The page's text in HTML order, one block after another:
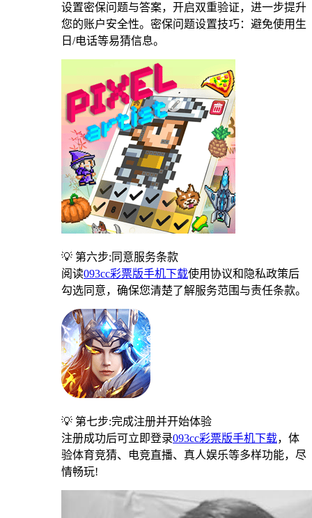
设置密保问题与答案，开启双重验证，进一步提升
您的账户安全性。密保问题设置技巧：避免使用生
日/电话等易猜信息。
💡 第六步:同意服务条款
阅读093cc彩票版手机下载使用协议和隐私政策后
勾选同意，确保您清楚了解服务范围与责任条款。
💡 第七步:完成注册并开始体验
注册成功后可立即登录093cc彩票版手机下载，体
验体育竞猜、电竞直播、真人娱乐等多样功能，尽
情畅玩!